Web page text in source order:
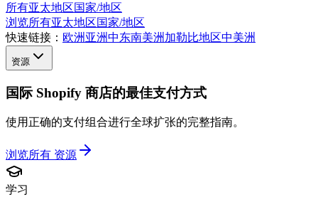
所有亚太地区国家/地区
浏览所有亚太地区国家/地区
快速链接： 欧洲 亚洲中东南美洲 加勒比地区中美洲
资源
国际 Shopify 商店的最佳支付方式
使用正确的支付组合进行全球扩张的完整指南。
浏览所有 资源
学习